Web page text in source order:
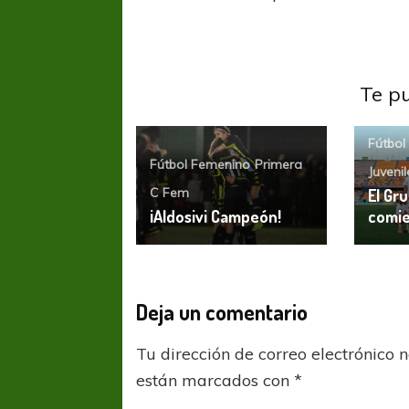
Te
Fútbol Femenino Primera
C Fem
¡Aldosivi Campeón!
Fútbol
El
Deja un comentario
Tu dirección de correo electrónico
están marcados con*
FÚTBOL FEMENINO
REGIONAL AMATEUR
jugará ante Estrella del Sur en el
LIGA DE
Las campeonas